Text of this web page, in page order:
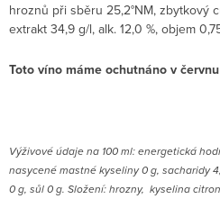
hroznů při sběru 25,2°NM, zbytkový
extrakt 34,9 g/l, alk. 12,0 %, objem
Toto víno máme ochutnáno v
Výživové údaje na 100 ml: energetická
nasycené mastné kyseliny 0 g, sacharidy
0 g, sůl 0 g. Složení: hrozny, kyselina